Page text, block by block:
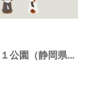
諏訪町第１公園（静岡県静岡市）